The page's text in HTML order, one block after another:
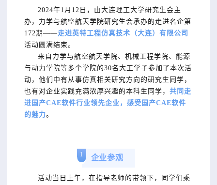
2024年1月12日，由大连理工大学研究生会主
办，力学与航空航天学院研究生会承办的走进名企第
172期——走进英特工程仿真技术（大连）有限公司
活动圆满结束。
来自力学与航空航天学院、机械工程学院、能源
与动力学院等多个学院的30名大工学子参加了本次活
动，他们中有从事仿真相关研究方向的研究生同学，
也有对企业实践充满浓厚兴趣的本科生同学， 共同走
进国产CAE软件行业领先企业，感受国产CAE软件
的魅力。
1 企业参观
活动当日上午，在指导老师的带领下，同学们乘